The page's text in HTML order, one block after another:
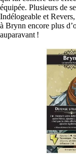
équipée. Plusieurs de
Indélogeable et
à Brynn encore plus
auparavant !